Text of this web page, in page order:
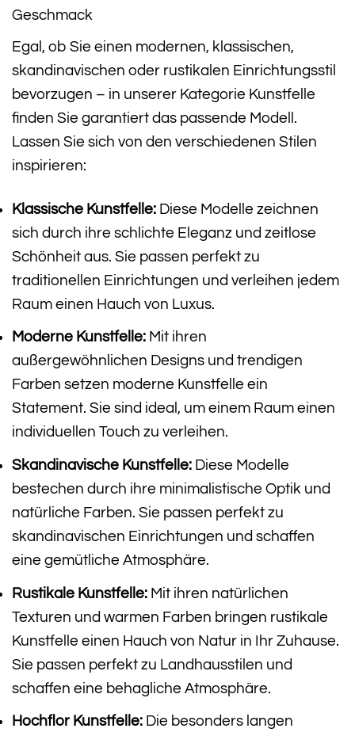
Geschmack
Egal, ob Sie einen modernen, klassischen,
skandinavischen oder rustikalen Einrichtungsstil
bevorzugen – in unserer Kategorie Kunstfelle
finden Sie garantiert das passende Modell.
Lassen Sie sich von den verschiedenen Stilen
inspirieren:
Klassische Kunstfelle: Diese Modelle zeichnen
sich durch ihre schlichte Eleganz und zeitlose
Schönheit aus. Sie passen perfekt zu
traditionellen Einrichtungen und verleihen jedem
Raum einen Hauch von Luxus.
Moderne Kunstfelle: Mit ihren
außergewöhnlichen Designs und trendigen
Farben setzen moderne Kunstfelle ein
Statement. Sie sind ideal, um einem Raum einen
individuellen Touch zu verleihen.
Skandinavische Kunstfelle: Diese Modelle
bestechen durch ihre minimalistische Optik und
natürliche Farben. Sie passen perfekt zu
skandinavischen Einrichtungen und schaffen
eine gemütliche Atmosphäre.
Rustikale Kunstfelle: Mit ihren natürlichen
Texturen und warmen Farben bringen rustikale
Kunstfelle einen Hauch von Natur in Ihr Zuhause.
Sie passen perfekt zu Landhausstilen und
schaffen eine behagliche Atmosphäre.
Hochflor Kunstfelle: Die besonders langen